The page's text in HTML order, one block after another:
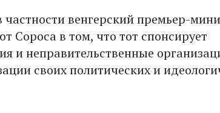
венгерский премьер-
Сороса в том, что тот спонсирует
и неправительственные
своих политических и